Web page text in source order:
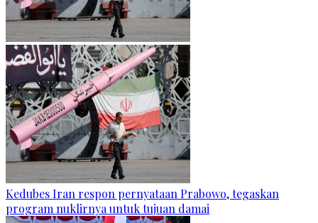
Kedubes Iran respon pernyataan Prabowo, tegaskan
program nuklirnya untuk tujuan damai